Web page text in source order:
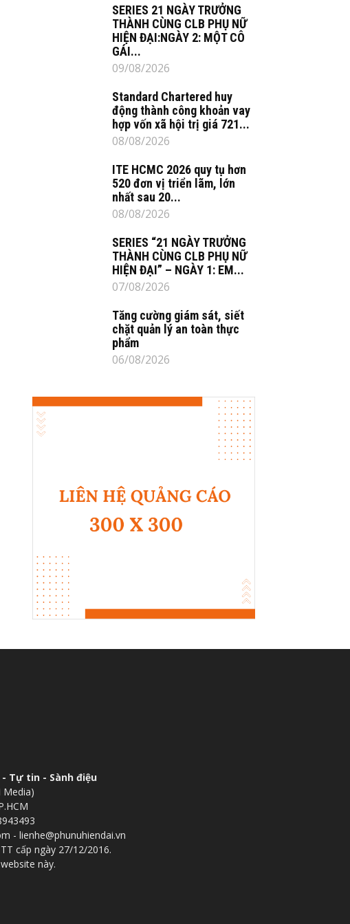
SERIES 21 NGÀY TRƯỞNG
THÀNH CÙNG CLB PHỤ NỮ
HIỆN ĐẠI:NGÀY 2: MỘT CÔ
GÁI...
09/08/2026
Standard Chartered huy
động thành công khoản vay
hợp vốn xã hội trị giá 721...
08/08/2026
ITE HCMC 2026 quy tụ hơn
520 đơn vị triển lãm, lớn
nhất sau 20...
08/08/2026
SERIES “21 NGÀY TRƯỞNG
THÀNH CÙNG CLB PHỤ NỮ
HIỆN ĐẠI” – NGÀY 1: EM...
07/08/2026
Tăng cường giám sát, siết
chặt quản lý an toàn thực
phẩm
06/08/2026
Tự tin - Sành điệu
Media)
- lienhe@phunuhiendai.vn
cấp ngày 27/12/2016.
này.